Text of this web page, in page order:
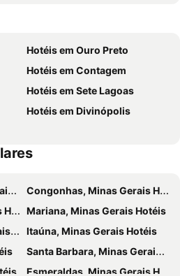
Mercado Central
Festa da Padroeira de Belo Horizonte - Nossa Senhora da Boa Viagem
Catedral da Boa Viagem
15th Brazilian Mining Congress EXPOSIBRAM 2013
Parque das Mangabeiras
Hotéis em Ouro Preto
Hotéis em Contagem
Hotéis em Sete Lagoas
Hotéis em Divinópolis
Congonhas, Minas Gerais Hotéis
Mariana, Minas Gerais Hotéis
Itaúna, Minas Gerais Hotéis
Santa Barbara, Minas Gerais Hotéis
Esmeraldas, Minas Gerais Hotéis